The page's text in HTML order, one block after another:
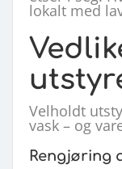
lokalt med
Velholdt
vask – og
Rengjøring